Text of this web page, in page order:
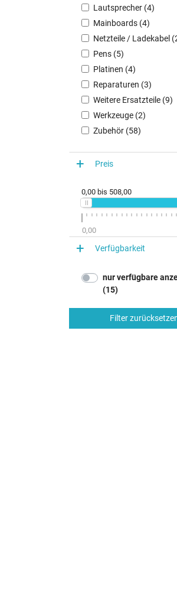
Lautsprecher (4)
Mainboards (4)
Netzteile / Ladekabel
Pens (5)
Platinen (4)
Reparaturen (3)
Weitere Ersatzteile (9)
Werkzeuge (2)
Zubehör (58)
Preis
0,00 bis 508,00
0,00
Verfügbarkeit
nur verfügbare
(15)
Filter